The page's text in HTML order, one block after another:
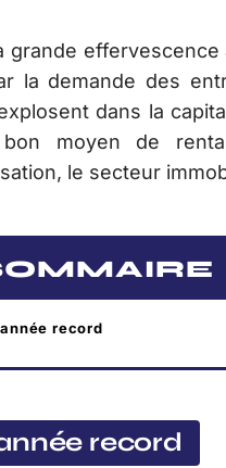
grande
la demande des
dans la
moyen de
le secteur
record
record